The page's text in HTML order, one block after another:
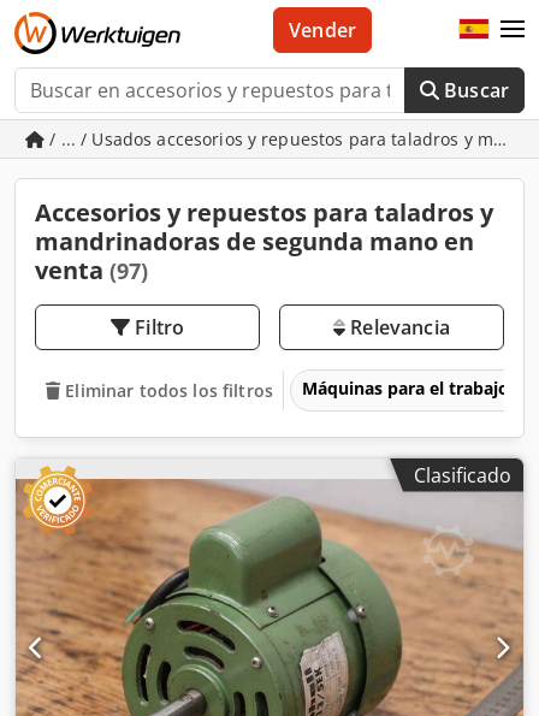
Buscar
Vender
/ ... / Usados accesorios y repuestos para taladros y
Accesorios y repuestos para taladros y
mandrinadoras de segunda mano en
venta (97)
Filtro Relevancia
Eliminar todos los filtros Máquinas para el trabajo
Clasificado